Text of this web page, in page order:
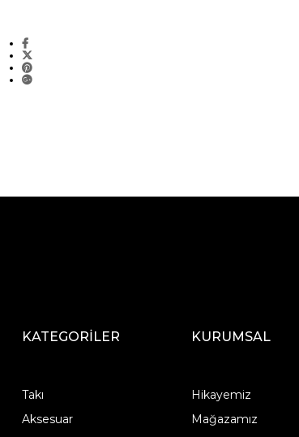
KATEGORİLER
Takı
Aksesuar
KURUMSAL
Hikayemiz
Mağazamız